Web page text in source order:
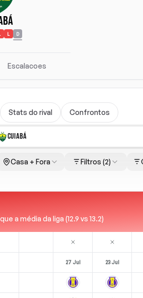
L D
Escalacoes
Stats do rival Confrontos
CUIABÁ
Casa + Fora Filtros (2)
a média da liga (12.9 vs 13.2)
27 Jul 23 Jul